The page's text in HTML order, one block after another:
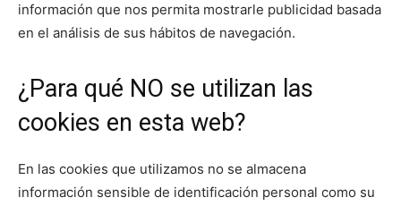
información que nos permita mostrarle publicidad basada
en el análisis de sus hábitos de navegación.
¿Para qué NO se utilizan las
cookies en esta web?
En las cookies que utilizamos no se almacena
información sensible de identificación personal como su